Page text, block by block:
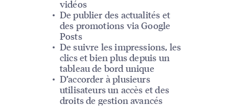
vidéos
De publier des actualités et
des promotions via Google
Posts
De suivre les impressions, les
clics et bien plus depuis un
tableau de bord unique
D’accorder à plusieurs
utilisateurs un accès et des
droits de gestion avancés